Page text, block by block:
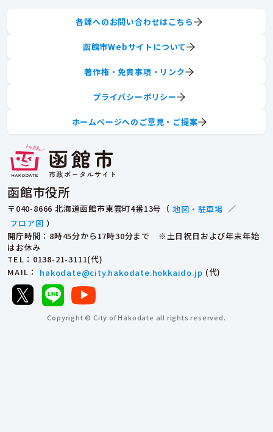
函館市役所
〒040-8666 北海道函館市東雲町4番13号（ 地図・駐車場 ／
フロア図 ）
開庁時間：8時45分から17時30分まで ※土日祝日および年末年始
はお休み
TEL ：0138-21-3111(代)
MAIL ： hakodate@city.hakodate.hokkaido.jp (代)
各課へのお問い合わせはこちら
函館市Webサイトについて
著作権・免責事項・リンク
プライバシーポリシー
ホームページへのご意見・ご提案
Copyright © City of Hakodate all rights reserved.